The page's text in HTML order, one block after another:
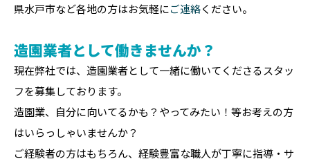
県水戸市など各地の方はお気軽にご連絡ください。
造園業者として働きませんか？
現在弊社では、造園業者として一緒に働いてくださるスタッ
フを募集しております。
造園業、自分に向いてるかも？やってみたい！等お考えの方
はいらっしゃいませんか？
ご経験者の方はもちろん、経験豊富な職人が丁寧に指導・サ